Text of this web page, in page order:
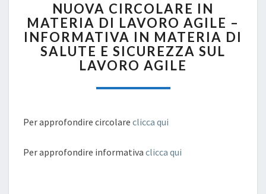
CIRCOLARE
IN
MATERIA
DI
LAVORO
AGILE
–
MATERIA
SALUTE
NUOVA CIRCOLARE IN
MATERIA DI LAVORO AGILE –
INFORMATIVA IN MATERIA DI
SALUTE E SICUREZZA SUL
LAVORO AGILE
Per approfondire circolare clicca qui
Per approfondire informativa clicca qui